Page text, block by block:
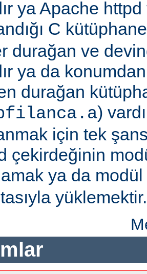
ya Apache
C
durağan ve
ya da
durağan
)
için tek
çekirdeğinin
ya da
yüklemektir.